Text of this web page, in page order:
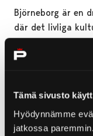
Tämä sivusto
Hyödynnämme
jatkossa
Björneborg är en
där det livliga
utställningar och